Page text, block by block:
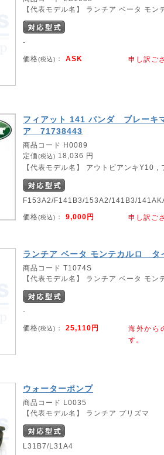
【代表モデル名】 ランチア ベータ モン
-
価格(税込) ： ASK 申し訳ご
フィアット 141 パンダ ブレーキ
ア 71738443
商品コード H0089
定価(税込) 18,036 円
【代表モデル名】 アウトビアンキY10 ,
F153A2/F141B3/153A2/141B3/
価格(税込) ： 9,000円 申し訳ご
ランチア ベータ モンテカルロ タ
商品コード T1074S
【代表モデル名】 ランチア ベータ モン
-
価格(税込) ： 25,110円
海外から
す。
ウォーターポンプ
商品コード L0035
【代表モデル名】 ランチア プリズマ
L31B7/L31A4